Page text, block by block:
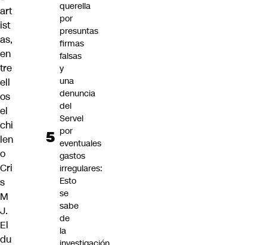
art
ist
as,
en
tre
ell
os
el
chi
len
o
Cri
s
M
J.
El
du
querella
por
presuntas
firmas
falsas
y
una
denuncia
del
Servel
por
eventuales
gastos
irregulares:
Esto
se
sabe
de
la